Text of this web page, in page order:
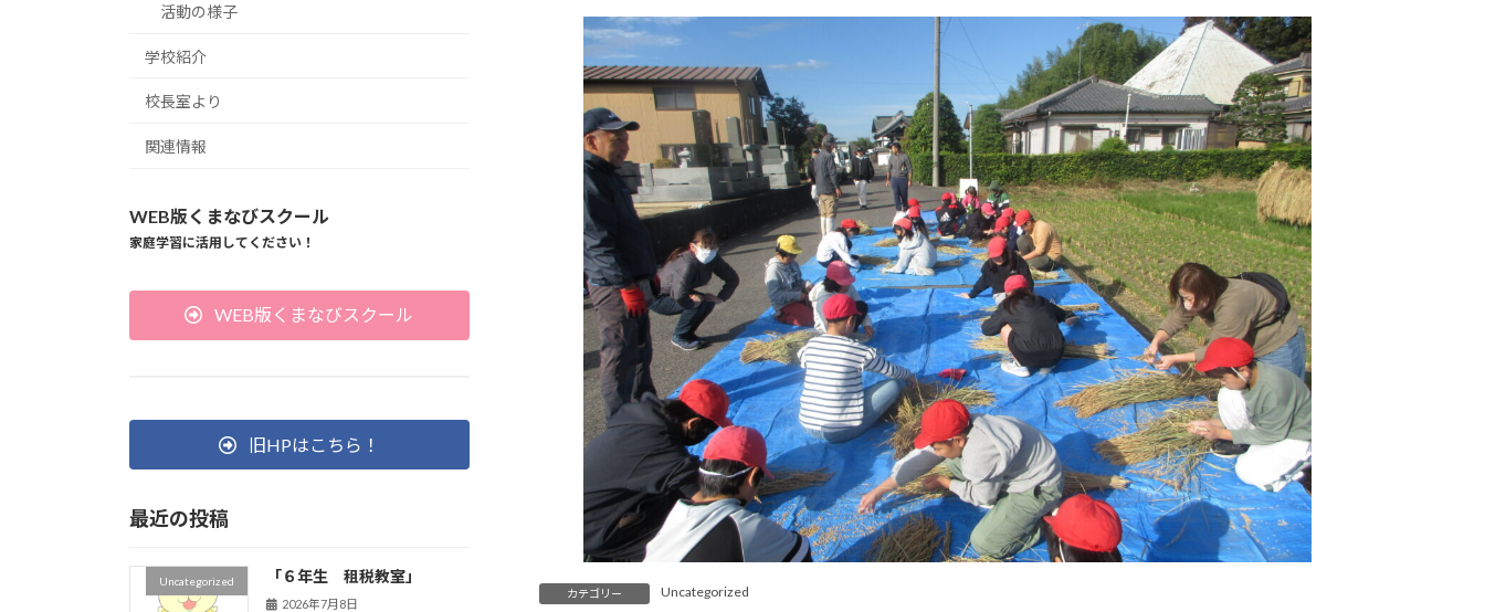
カテゴリー Uncategorized
活動の様子
学校紹介
校長室より
関連情報
WEB版くまなびスクール
家庭学習に活用してください！
WEB版くまなびスクール
旧HPはこちら！
最近の投稿
Uncategorized 「６年生 租税教室」
2026年7月8日